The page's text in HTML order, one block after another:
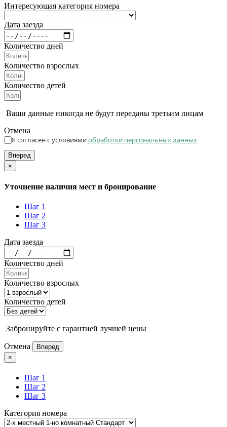
Интересующая категория номера
Дата заезда
Количество дней
Количество взрослых
Количество детей
Ваши данные никогда не будут переданы третьим лицам
Отмена
Я согласен с условиямиобработки персональных данных
Вперед
×
Уточнение наличия мест и бронирование
Шаг 1
Шаг 2
Шаг 3
Дата заезда
Количество дней
Количество взрослых
Количество детей
Забронируйте с гарантией лучшей цены
Отмена
Вперед
×
Шаг 1
Шаг 2
Шаг 3
Категория номера